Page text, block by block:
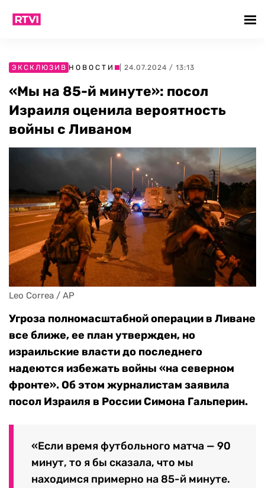
ЭКСКЛЮЗИВ НОВОСТИ | 24.07.2024 / 13:13
«Мы на 85-й минуте»: посол
Израиля оценила вероятность
войны с Ливаном
Leo Correa / AP
Угроза полномасштабной операции в Ливане
все ближе, ее план утвержден, но
израильские власти до последнего
надеются избежать войны «на северном
фронте». Об этом журналистам заявила
посол Израиля в России Симона Гальперин.
«Если время футбольного матча — 90
минут, то я бы сказала, что мы
находимся примерно на 85-й минуте.